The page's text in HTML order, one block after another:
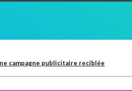
campagne publicitaire reciblée